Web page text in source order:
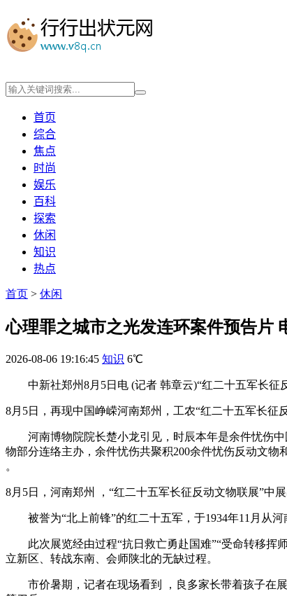
首页
综合
焦点
时尚
娱乐
百科
探索
休闲
知识
热点
首页 > 休闲
心理罪之城市之光发连环案件预告片
2026-08-06 19:16:45 知识 6℃
中新社郑州8月5日电 (记者 韩章云)“红二十五军长征反动
8月5日，再现中国峥嵘河南郑州，工农“红二十五军长
河南博物院院长楚小龙引见，时辰本年是余件忧伤中国工农
物部分连络主办，余件忧伤共聚积200余件忧伤反动文
。
8月5日，河南郑州 ，“红二十五军长征反动文物联展”中
被誉为“北上前锋”的红二十五军，于1934年11月从河南
此次展览经由过程“抗日救亡勇赴国难”“受命转移挥师北上
立新区、转战东南、会师陕北的无缺过程。
市价暑期，记者在现场看到 ，良多家长带着孩子在